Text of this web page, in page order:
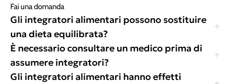
Fai una domanda
Gli integratori alimentari possono sostituire
una dieta equilibrata?
È necessario consultare un medico prima di
assumere integratori?
Gli integratori alimentari hanno effetti